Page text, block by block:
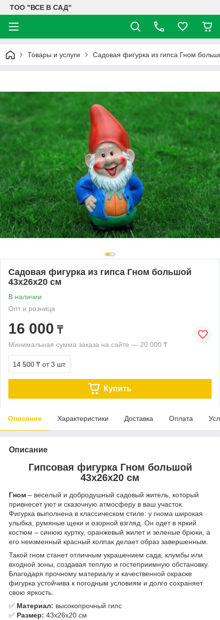
ТОО "ВСЕ В САД"
Товары и услуги Садовая фигурка из гипса Гном
Садовая фигурка из гипса Гном большой
43х26х20 см
В наличии
Опт и розница
16 000 ₸
Минимальная сумма заказа на сайте — 20 000 ₸
14 500 ₸ от 3 шт.
Купить
Описание Характеристики Доставка Оплата
Описание
Гипсовая фигурка Гном большой
43х26х20 см
Гном – веселый и добродушный садовый житель, который
привнесет уют и сказочную атмосферу в ваш участок.
Фигурка выполнена в классическом стиле: у гнома широкая
улыбка, румяные щеки и озорной взгляд. Он одет в яркий
костюм – синюю куртку, оранжевый жилет и зеленые брюки, а
его неизменный красный колпак делает образ завершенным.
Такой гном станет отличным украшением сада, клумбы или
входной зоны, создавая теплую и гостеприимную обстановку.
Благодаря прочному материалу и качественной окраске
фигурка устойчива к погодным условиям и долго сохраняет
свою яркость.
✅ Материал: высокопрочный гипс
✅ Размер: 43х26х20 см